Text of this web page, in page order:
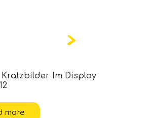
Im Display
12
more